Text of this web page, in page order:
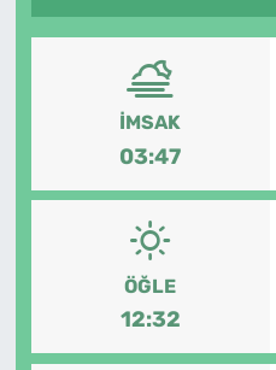
İMSAK
03:47
ÖĞLE
12:32